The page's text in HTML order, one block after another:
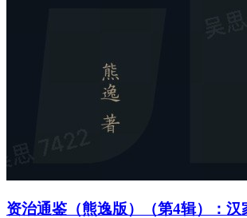
资治通鉴（熊逸版）（第4辑）：汉